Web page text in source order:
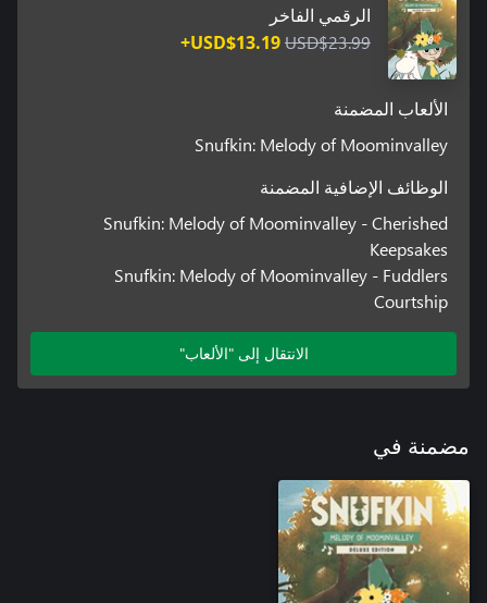
الرقمي الفاخر
USD$23.99
USD$13.19+
الألعاب المضمنة
Snufkin: Melody of Moominvalley
الوظائف الإضافية المضمنة
Snufkin: Melody of Moominvalley - Cherished
Keepsakes
Snufkin: Melody of Moominvalley - Fuddlers
Courtship
الانتقال إلى "الألعاب"
مضمنة في